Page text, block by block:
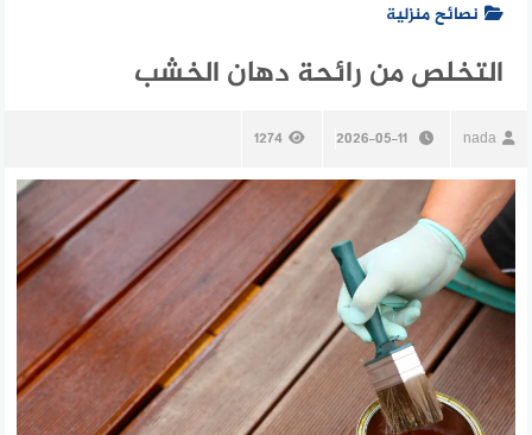
نصائح منزلية
التخلص من رائحة دهان الخشب
nada
2026-05-11
1274